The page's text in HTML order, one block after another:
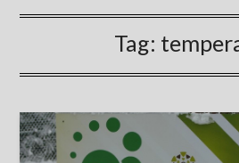
Tag: